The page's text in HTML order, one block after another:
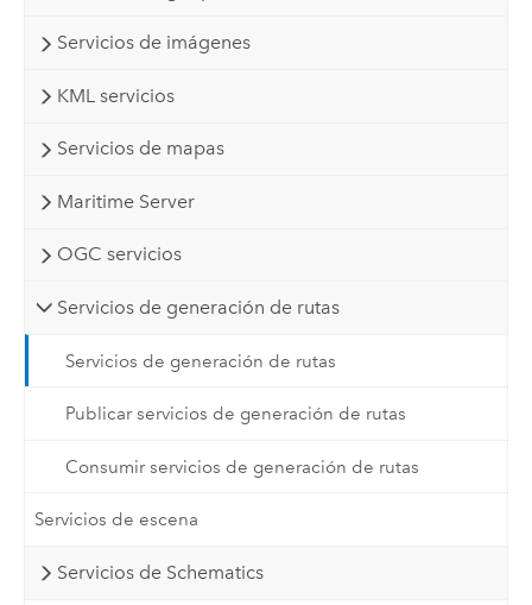
Servicios de imágenes
KML servicios
Servicios de mapas
Maritime Server
OGC servicios
Servicios de generación de rutas
Servicios de generación de rutas
Publicar servicios de generación de rutas
Consumir servicios de generación de rutas
Servicios de escena
Servicios de Schematics